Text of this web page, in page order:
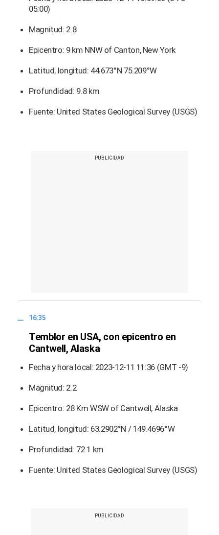
05:00)
Magnitud: 2.8
Epicentro: 9 km NNW of Canton, New York
Latitud, longitud: 44.673°N 75.209°W
Profundidad: 9.8 km
Fuente: United States Geological Survey (USGS)
16:35
Temblor en USA, con epicentro en
Cantwell, Alaska
Fecha y hora local: 2023-12-11 11:36 (GMT -9)
Magnitud: 2.2
Epicentro: 28 Km WSW of Cantwell, Alaska
Latitud, longitud: 63.2902°N / 149.4696°W
Profundidad: 72.1 km
Fuente: United States Geological Survey (USGS)